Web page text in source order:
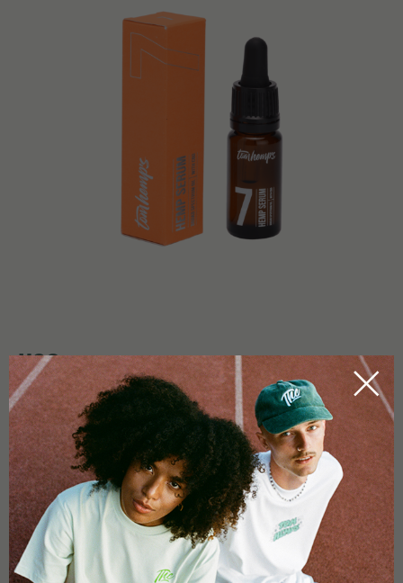
USO
Agitar bien el frasco antes de usarlo. Aplicar cinco gotas en la
cavidad bucal con ayuda del gotero y dejar actuar un par de
segundos.
5,0